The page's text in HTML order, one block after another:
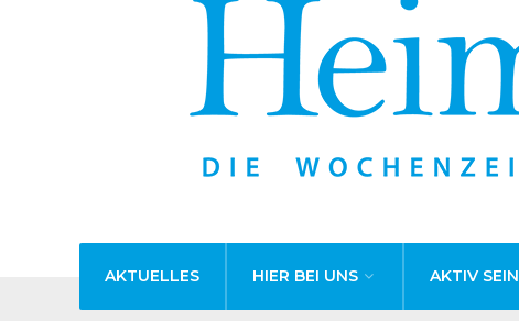
AKTUELLES HIER BEI UNS AKTIV SEIN